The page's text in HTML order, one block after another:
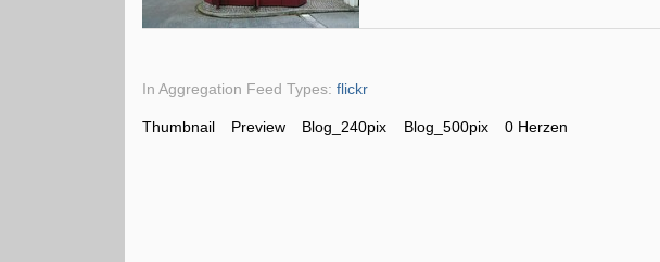
In Aggregation Feed Types:flickr
Thumbnail Preview Blog_240pix Blog_500pix 0 Herzen